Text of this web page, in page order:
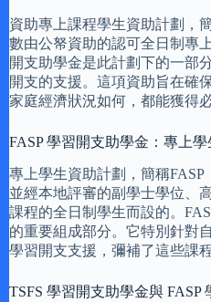
資助專上課程學生資助計劃，
數由公帑資助的認可全日制專
開支助學金是此計劃下的一部
開支的支援。這項資助旨在確
家庭經濟狀況如何，都能獲得
FASP 學習開支助學金：專上
專上學生資助計劃，簡稱FASP
並經本地評審的副學士學位、
課程的全日制學生而設的。
的重要組成部分。它特別針對
學習開支支援，彌補了這些課
TSFS 學習開支助學金與